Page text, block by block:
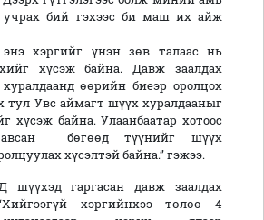
учрах бий гэхээс би маш их айж
хэргийг үнэн зөв талаас нь
хүсэж байна. Давж заалдах
өөрийн биеэр оролцох
тул Увс аймагт шүүх хуралдааныг
хүсэж байна. Улаанбаатар хотоос
авсан бөгөөд түүнийг шүүх
хүсэлтэй байна.” гэжээ.
шүүхэд гаргасан давж заалдах
хэргийнхээ төлөө 4